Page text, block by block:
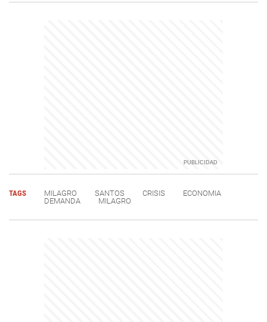
TAGS MILAGRO SANTOS CRISIS
ECONOMIA
DEMANDA
MILAGRO